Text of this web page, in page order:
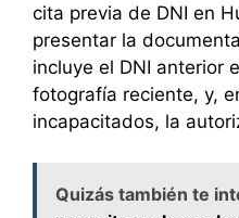
cita previa de DNI en
presentar la
incluye el DNI anterior
fotografía reciente, y,
incapacitados, la
Quizás también te